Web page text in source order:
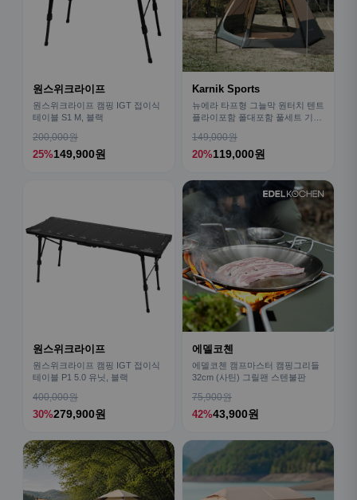
원스위크라이프
원스위크라이프 캠핑 IGT 접이식
테이블 S1 M, 블랙
200,000원
25%149,900원
Karnik Sports
뉴에라 타프형 그늘막 원터치 텐트
플라이포함 폴대포함 풀세트 기본
149,000원
20%119,000원
원스위크라이프
원스위크라이프 캠핑 IGT 접이식
테이블 P1 5.0 유닛, 블랙
400,000원
30%279,900원
에델코첸
에델코첸 캠프마스터 캠핑그리들
32cm (사틴) 그릴팬 스텐불판
75,900원
42%43,900원